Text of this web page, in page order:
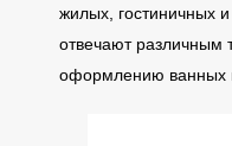
жилых, гостиничных
отвечают различным
оформлению ванных